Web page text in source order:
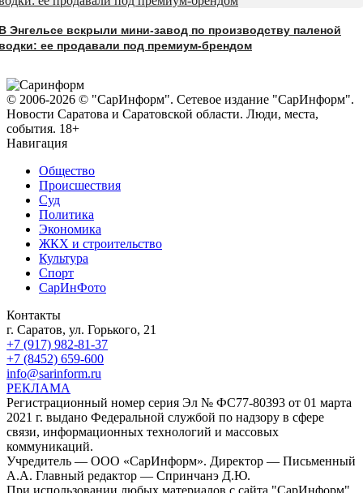
Энгельсе вскрыли мини-завод по производству паленой
ее продавали под премиум-брендом
© 2006-2026 © "СарИнформ". Сетевое издание "СарИнформ".
Новости Саратова и Саратовской области. Люди, места,
события. 18+
Навигация
Общество
Происшествия
Суд
Политика
Экономика
ЖКХ и строительство
Культура
Спорт
СарИнФото
Контакты
г. Саратов, ул. Горького, 21
+7 (917) 982-81-37
+7 (8452) 659-600
info@sarinform.ru
РЕКЛАМА
Регистрационный номер серия Эл № ФС77-80393 от 01 марта
2021 г. выдано Федеральной службой по надзору в сфере
связи, информационных технологий и массовых
коммуникаций.
Учредитель — ООО «СарИнформ». Директор — Письменный
А.А. Главный редактор — Спринчанэ Д.Ю.